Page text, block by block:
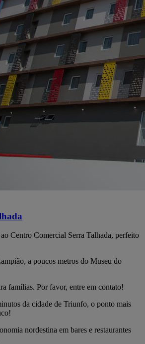
Centro Comercial Serra Talhada, perfeito
a poucos metros do Museu do
famílias. Por favor, entre em contato!
da cidade de Triunfo, o ponto mais
nordestina em bares e restaurantes